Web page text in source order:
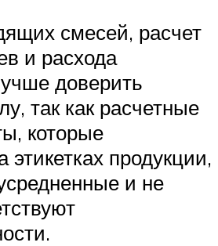
смесей, расчет
и расхода
доверить
так как расчетные
которые
этикетках продукции,
и не